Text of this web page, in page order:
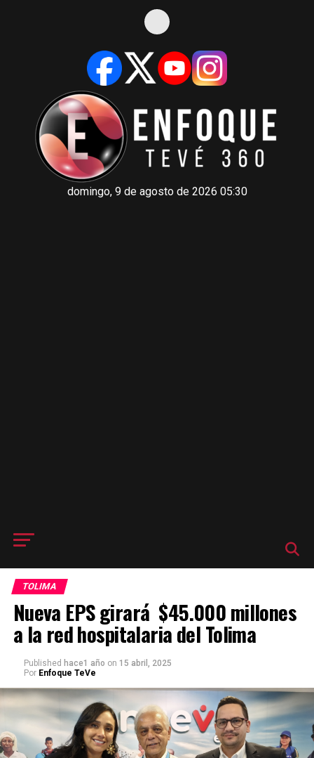
domingo, 9 de agosto de 2026 05:30
TOLIMA
Nueva EPS girará $45.000 millones
a la red hospitalaria del Tolima
Published hace1 año on 15 abril, 2025
Por Enfoque TeVe